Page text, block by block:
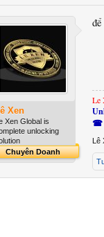
Xen
Xen Global is
unlocking
Chuyên Doanh
Le
☎